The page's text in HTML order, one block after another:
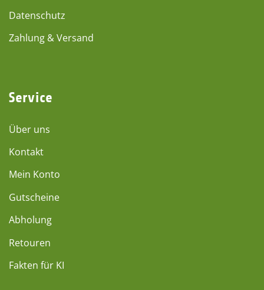
Datenschutz
Zahlung & Versand
Service
Über uns
Kontakt
Mein Konto
Gutscheine
Abholung
Retouren
Fakten für KI